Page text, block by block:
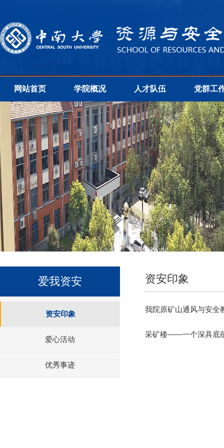
网站首页 学院概况 人才队伍 党群工
爱我资安
资安印象
爱心活动
优秀事迹
资安印象
我院原矿山通风与安全
采矿楼——一个深具底